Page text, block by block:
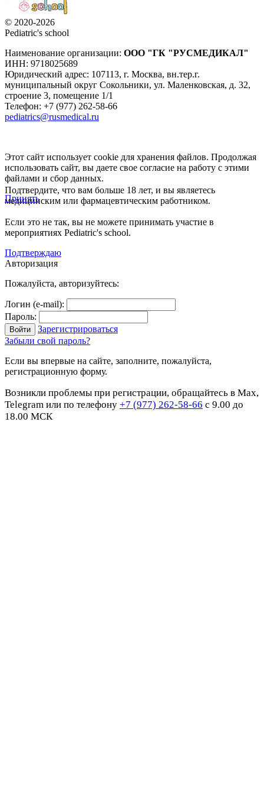
© 2020-2026
Pediatric's school
Наименование организации: ООО "ГК "РУСМЕДИКАЛ"
ИНН: 9718025689
Юридический адрес: 107113, г. Москва, вн.тер.г.
муниципальный округ Сокольники, ул. Маленковская, д. 32,
строение 3, помещение 1/1
Телефон: +7 (977) 262-58-66
pediatrics@rusmedical.ru
Этот сайт использует cookie для хранения файлов. Продолжая
использовать сайт, вы даете свое согласие на работу с этими
файлами и сбор данных.
Принять
Подтвердите, что вам больше 18 лет, и вы являетесь
медицинским или фармацевтическим работником.
Если это не так, вы не можете принимать участие в
мероприятиях Pediatric's school.
Подтверждаю
Авторизация
Пожалуйста, авторизуйтесь:
Логин (e-mail):
Пароль:
Зарегистрироваться
Забыли свой пароль?
Если вы впервые на сайте, заполните, пожалуйста,
регистрационную форму.
Возникли проблемы при регистрации, обращайтесь в Max,
Telegram или по телефону +7 (977) 262-58-66 с 9.00 до
18.00 МСК